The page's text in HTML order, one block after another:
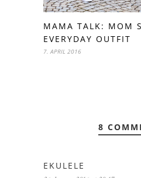
MAMA TALK: MOM
EVERYDAY OUTFIT
7. APRIL 2016
8
EKULELE